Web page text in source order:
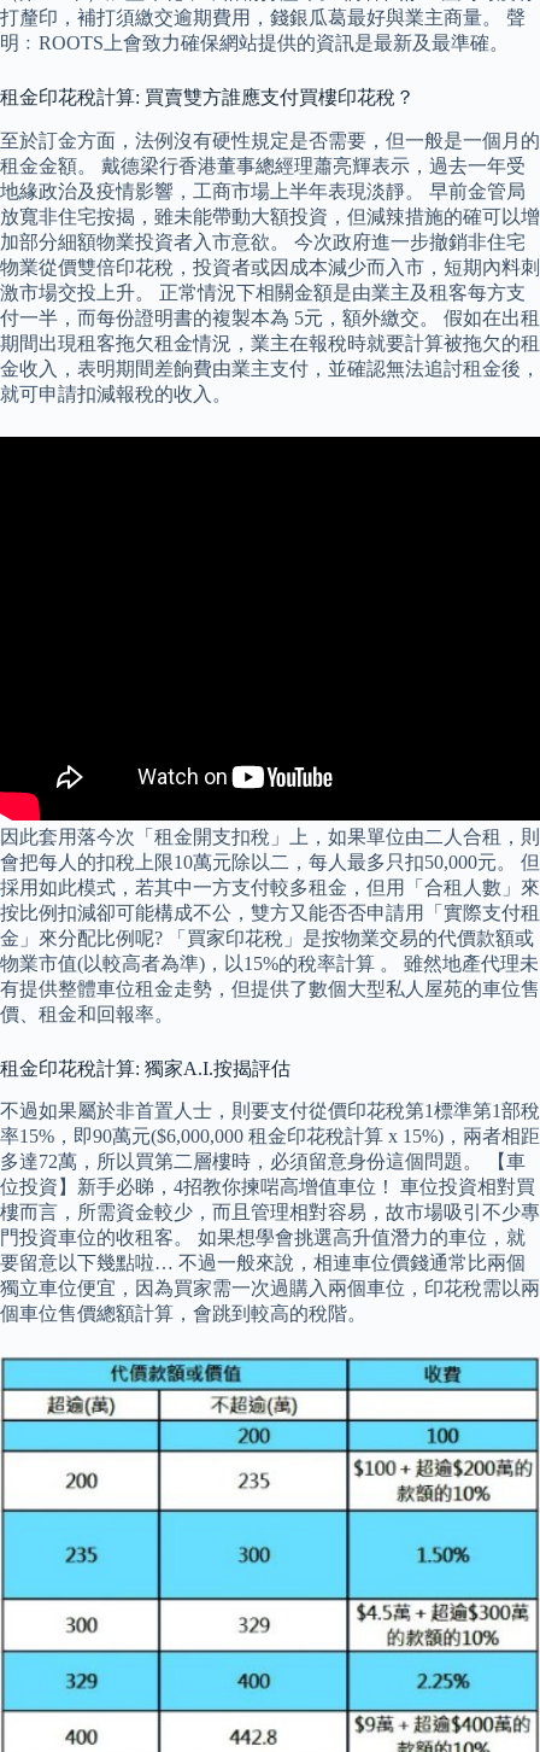
打釐印，補打須繳交逾期費用，錢銀瓜葛最好與業主商量。 聲
明﹕ROOTS上會致力確保網站提供的資訊是最新及最準確。
租金印花稅計算: 買賣雙方誰應支付買樓印花稅？
至於訂金方面，法例沒有硬性規定是否需要，但一般是一個月的
租金金額。 戴德梁行香港董事總經理蕭亮輝表示，過去一年受
地緣政治及疫情影響，工商市場上半年表現淡靜。 早前金管局
放寬非住宅按揭，雖未能帶動大額投資，但減辣措施的確可以增
加部分細額物業投資者入市意欲。 今次政府進一步撤銷非住宅
物業從價雙倍印花稅，投資者或因成本減少而入市，短期內料刺
激市場交投上升。 正常情況下相關金額是由業主及租客每方支
付一半，而每份證明書的複製本為 5元，額外繳交。 假如在出租
期間出現租客拖欠租金情況，業主在報稅時就要計算被拖欠的租
金收入，表明期間差餉費由業主支付，並確認無法追討租金後，
就可申請扣減報稅的收入。
因此套用落今次「租金開支扣稅」上，如果單位由二人合租，則
會把每人的扣稅上限10萬元除以二，每人最多只扣50,000元。 但
採用如此模式，若其中一方支付較多租金，但用「合租人數」來
按比例扣減卻可能構成不公，雙方又能否否申請用「實際支付租
金」來分配比例呢? 「買家印花稅」是按物業交易的代價款額或
物業市值(以較高者為準)，以15%的稅率計算 。 雖然地產代理未
有提供整體車位租金走勢，但提供了數個大型私人屋苑的車位售
價、租金和回報率。
租金印花稅計算: 獨家A.I.按揭評估
不過如果屬於非首置人士，則要支付從價印花稅第1標準第1部稅
率15%，即90萬元($6,000,000 租金印花稅計算 x 15%)，兩者相距
多達72萬，所以買第二層樓時，必須留意身份這個問題。 【車
位投資】新手必睇，4招教你揀啱高增值車位！ 車位投資相對買
樓而言，所需資金較少，而且管理相對容易，故市場吸引不少專
門投資車位的收租客。 如果想學會挑選高升值潛力的車位，就
要留意以下幾點啦… 不過一般來說，相連車位價錢通常比兩個
獨立車位便宜，因為買家需一次過購入兩個車位，印花稅需以兩
個車位售價總額計算，會跳到較高的稅階。